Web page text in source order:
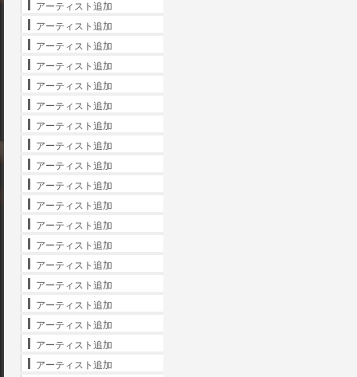
アーティスト追加
アーティスト追加
アーティスト追加
アーティスト追加
アーティスト追加
アーティスト追加
アーティスト追加
アーティスト追加
アーティスト追加
アーティスト追加
アーティスト追加
アーティスト追加
アーティスト追加
アーティスト追加
アーティスト追加
アーティスト追加
アーティスト追加
アーティスト追加
アーティスト追加